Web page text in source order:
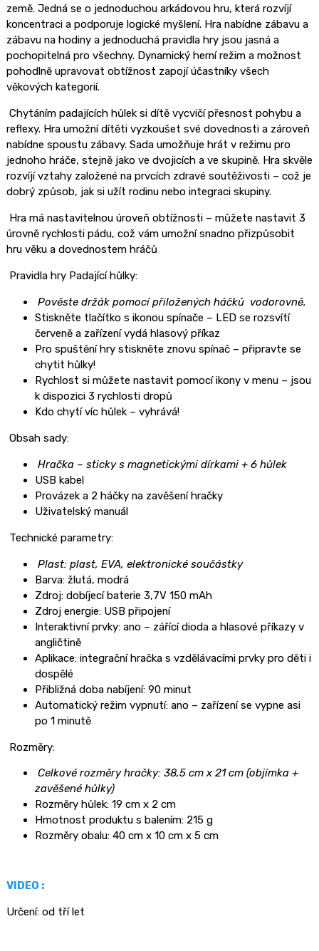
země. Jedná se o jednoduchou arkádovou hru, která rozvíjí
koncentraci a podporuje logické myšlení. Hra nabídne zábavu a
zábavu na hodiny a jednoduchá pravidla hry jsou jasná a
pochopitelná pro všechny. Dynamický herní režim a možnost
pohodlně upravovat obtížnost zapojí účastníky všech
věkových kategorií.
Chytáním padajících hůlek si dítě vycvičí přesnost pohybu a
reflexy. Hra umožní dítěti vyzkoušet své dovednosti a zároveň
nabídne spoustu zábavy. Sada umožňuje hrát v režimu pro
jednoho hráče, stejně jako ve dvojicích a ve skupině. Hra skvěle
rozvíjí vztahy založené na prvcích zdravé soutěživosti – což je
dobrý způsob, jak si užít rodinu nebo integraci skupiny.
Hra má nastavitelnou úroveň obtížnosti – můžete nastavit 3
úrovně rychlosti pádu, což vám umožní snadno přizpůsobit
hru věku a dovednostem hráčů
Pravidla hry Padající hůlky:
Pověste držák pomocí přiložených háčků vodorovně.
Stiskněte tlačítko s ikonou spínače – LED se rozsvítí
červeně a zařízení vydá hlasový příkaz
Pro spuštění hry stiskněte znovu spínač – připravte se
chytit hůlky!
Rychlost si můžete nastavit pomocí ikony v menu – jsou
k dispozici 3 rychlosti dropů
Kdo chytí víc hůlek – vyhrává!
Obsah sady:
Hračka – sticky s magnetickými dírkami + 6 hůlek
USB kabel
Provázek a 2 háčky na zavěšení hračky
Uživatelský manuál
Technické parametry:
Plast: plast, EVA, elektronické součástky
Barva: žlutá, modrá
Zdroj: dobíjecí baterie 3,7V 150 mAh
Zdroj energie: USB připojení
Interaktivní prvky: ano – zářící dioda a hlasové příkazy v
angličtině
Aplikace: integrační hračka s vzdělávacími prvky pro děti i
dospělé
Přibližná doba nabíjení: 90 minut
Automatický režim vypnutí: ano – zařízení se vypne asi
po 1 minutě
Rozměry:
Celkové rozměry hračky: 38,5 cm x 21 cm (objímka +
zavěšené hůlky)
Rozměry hůlek: 19 cm x 2 cm
Hmotnost produktu s balením: 215 g
Rozměry obalu: 40 cm x 10 cm x 5 cm
VIDEO :
Určení: od tří let